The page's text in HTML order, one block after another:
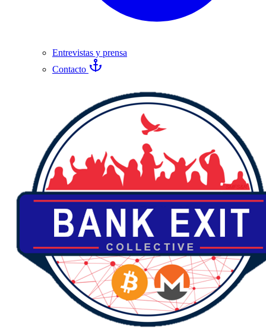
Entrevistas y prensa
Contacto